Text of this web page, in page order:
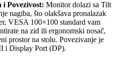
Povezivost: Monitor dolazi sa Tilt
nagiba, što olakšava pronalazak
VESA 100×100 standard vam
na zid ili ergonomski nosač,
prostor na stolu. Povezivanje je
i Display Port (DP).